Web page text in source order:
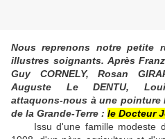
Nous reprenons notre petite
illustres soignants. Après
Guy CORNELY, Rosan
Auguste Le DENTU, Louis-
attaquons-nous à une pointure
de la Grande-Terre : le Docteur
Issu d'une famille modeste